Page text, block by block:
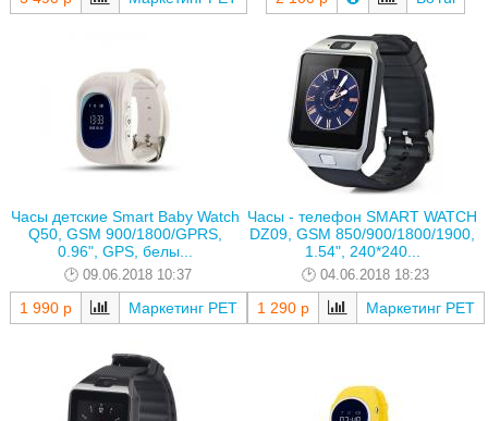
Часы детские Smart Baby Watch
Q50, GSM 900/1800/GPRS,
0.96", GPS, белы...
09.06.2018 10:37
1 990 р Маркетинг РЕТ
Часы - телефон SMART WATCH
DZ09, GSM 850/900/1800/1900,
1.54", 240*240...
04.06.2018 18:23
1 290 р Маркетинг РЕТ